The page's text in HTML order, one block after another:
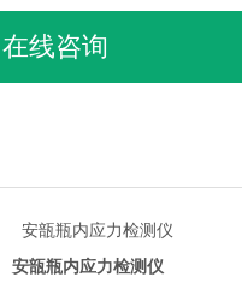
在线咨询
安瓿瓶内应力检测仪